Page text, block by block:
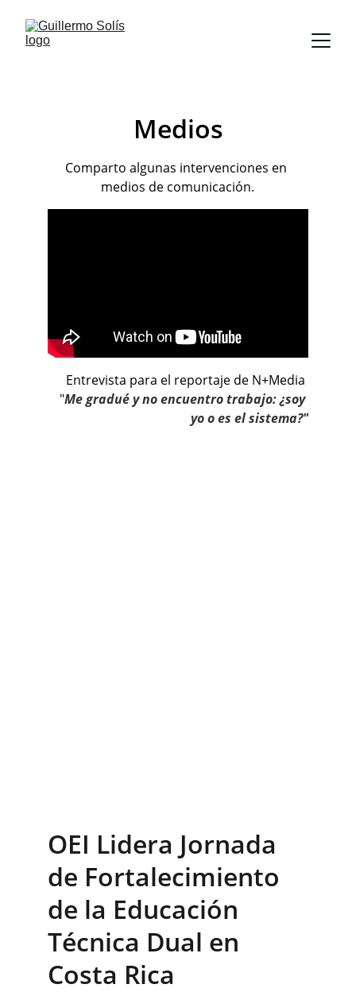
Medios
Comparto algunas intervenciones en
medios de comunicación.
Entrevista para el reportaje de N+Media
"Me gradué y no encuentro trabajo: ¿soy
yo o es el sistema?"
OEI Lidera Jornada
de Fortalecimiento
de la Educación
Técnica Dual en
Costa Rica